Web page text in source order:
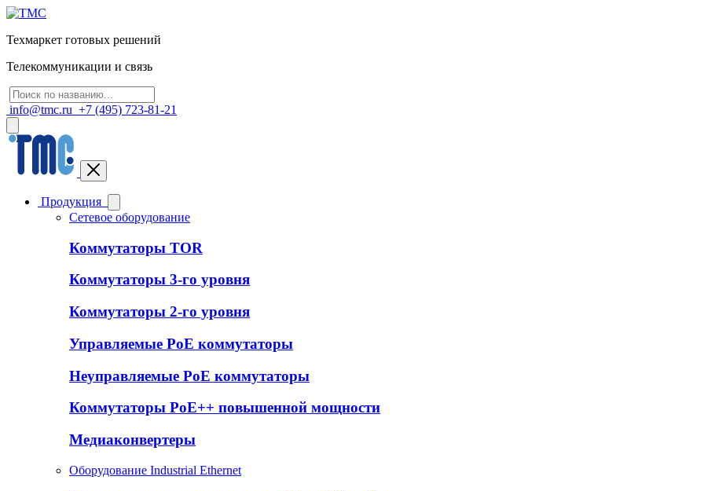
Техмаркет готовых решений
Телекоммуникации и связь
info@tmc.ru +7 (495) 723-81-21
Продукция
Сетевое оборудование
Коммутаторы TOR
Коммутаторы 3-го уровня
Коммутаторы 2-го уровня
Управляемые PoE коммутаторы
Неуправляемые PoE коммутаторы
Коммутаторы PoE++ повышенной мощности
Медиаконвертеры
Оборудование Industrial Ethernet